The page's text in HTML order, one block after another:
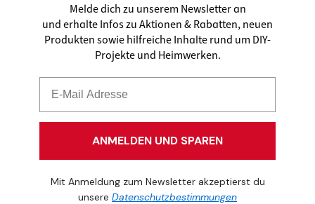
Melde dich zu unserem Newsletter an
und erhalte Infos zu Aktionen & Rabatten, neuen
Produkten sowie hilfreiche Inhalte rund um DIY-
Projekte und Heimwerken.
ANMELDEN UND SPAREN
Mit Anmeldung zum Newsletter akzeptierst du
unsere Datenschutzbestimmungen